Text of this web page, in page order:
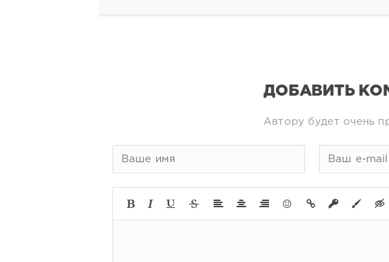
ДОБАВИТЬ
Автору будет очень